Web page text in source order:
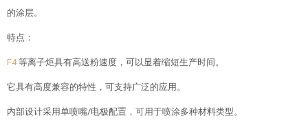
的涂层。
特点：
F4等离子炬具有高送粉速度，可以显着缩短生产时间。
它具有高度兼容的特性，可支持广泛的应用。
内部设计采用单喷嘴/电极配置，可用于喷涂多种材料类型。